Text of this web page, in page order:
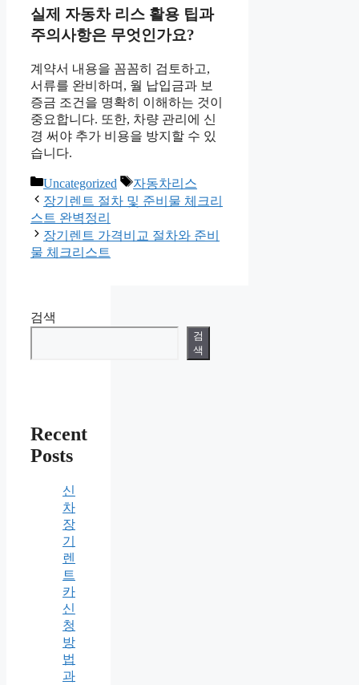
실제 자동차 리스 활용 팁과
주의사항은 무엇인가요?
계약서 내용을 꼼꼼히 검토하고,
서류를 완비하며, 월 납입금과 보
증금 조건을 명확히 이해하는 것이
중요합니다. 또한, 차량 관리에 신
경 써야 추가 비용을 방지할 수 있
습니다.
카
테
고
리
Uncategorized
태
그
자동차리스
장기렌트 절차 및 준비물 체크리
스트 완벽정리
장기렌트 가격비교 절차와 준비
물 체크리스트
검색
검
색
Recent
Posts
신
차
장
기
렌
트
카
신
청
방
법
과